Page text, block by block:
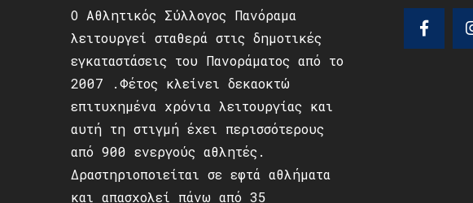
Ο Αθλητικός Σύλλογος Πανόραμα
λειτουργεί σταθερά στις δημοτικές
εγκαταστάσεις του Πανοράματος από το
2007 .Φέτος κλείνει δεκαοκτώ
επιτυχημένα χρόνια λειτουργίας και
αυτή τη στιγμή έχει περισσότερους
από 900 ενεργούς αθλητές.
Δραστηριοποιείται σε εφτά αθλήματα
και απασχολεί πάνω από 35